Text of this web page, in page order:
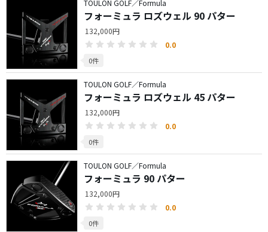
TOULON GOLF／Formula
フォーミュラ ロズウェル 90 パター
132,000円
0.0
0件
TOULON GOLF／Formula
フォーミュラ ロズウェル 45 パター
132,000円
0.0
0件
TOULON GOLF／Formula
フォーミュラ 90 パター
132,000円
0.0
0件